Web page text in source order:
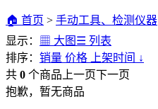
🏠 首页 > 手动工具、检测仪器
显示：
▦ 大图 ☰ 列表
排序： 销量 价格 上架时间 ↓
共 0 个商品 上一页下一页
抱歉，暂无商品